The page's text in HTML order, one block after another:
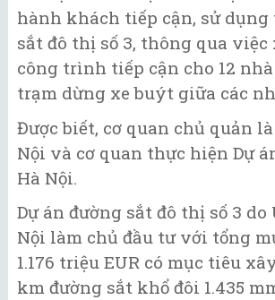
hành khách tiếp cận, sử
sắt đô thị số 3, thông qua việc
công trình tiếp cận cho 12
trạm dừng xe buýt giữa các
Được biết, cơ quan chủ quản là
Nội và cơ quan thực hiện Dự
Hà Nội.
Dự án đường sắt đô thị số 3 do
Nội làm chủ đầu tư với tổng
1.176 triệu EUR có mục tiêu
km đường sắt khổ đôi 1.435